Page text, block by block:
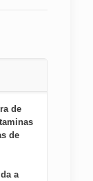
de
de
a